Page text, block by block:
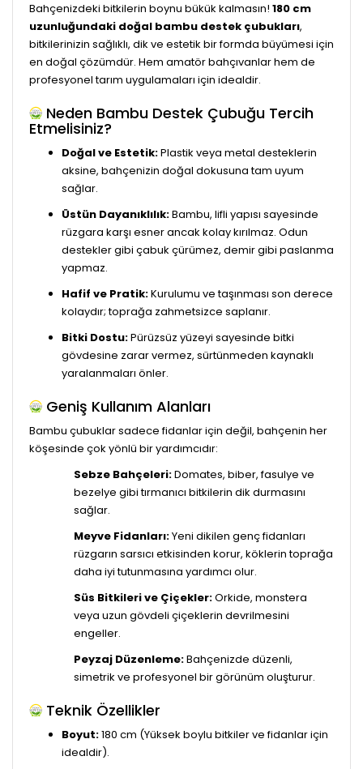
Bahçenizdeki bitkilerin boynu bükük kalmasın! 180 cm
uzunluğundaki doğal bambu destek çubukları,
bitkilerinizin sağlıklı, dik ve estetik bir formda büyümesi için
en doğal çözümdür. Hem amatör bahçıvanlar hem de
profesyonel tarım uygulamaları için idealdir.
Neden Bambu Destek Çubuğu Tercih
Etmelisiniz?
Doğal ve Estetik:Plastik veya metal desteklerin
aksine, bahçenizin doğal dokusuna tam uyum
sağlar.
Üstün Dayanıklılık:Bambu, lifli yapısı sayesinde
rüzgara karşı esner ancak kolay kırılmaz. Odun
destekler gibi çabuk çürümez, demir gibi paslanma
yapmaz.
Hafif ve Pratik:Kurulumu ve taşınması son derece
kolaydır; toprağa zahmetsizce saplanır.
Bitki Dostu:Pürüzsüz yüzeyi sayesinde bitki
gövdesine zarar vermez, sürtünmeden kaynaklı
yaralanmaları önler.
Geniş Kullanım Alanları
Bambu çubuklar sadece fidanlar için değil, bahçenin her
köşesinde çok yönlü bir yardımcıdır:
Sebze Bahçeleri:Domates, biber, fasulye ve
bezelye gibi tırmanıcı bitkilerin dik durmasını
sağlar.
Meyve Fidanları:Yeni dikilen genç fidanları
rüzgarın sarsıcı etkisinden korur, köklerin toprağa
daha iyi tutunmasına yardımcı olur.
Süs Bitkileri ve Çiçekler:Orkide, monstera
veya uzun gövdeli çiçeklerin devrilmesini
engeller.
Peyzaj Düzenleme:Bahçenizde düzenli,
simetrik ve profesyonel bir görünüm oluşturur.
Teknik Özellikler
Boyut:180 cm (Yüksek boylu bitkiler ve fidanlar için
idealdir).